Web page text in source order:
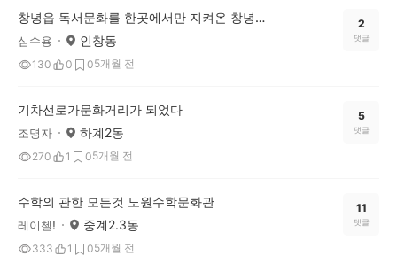
창녕읍 독서문화를 한곳에서만 지켜온 창녕도서관
심수용 인창동
130 0 05개월 전
2
댓글
기차선로가문화거리가 되었다
조명자 하계2동
270 1 05개월 전
5
댓글
수학의 관한 모든것 노원수학문화관
레이첼! 중계2.3동
333 1 05개월 전
11
댓글